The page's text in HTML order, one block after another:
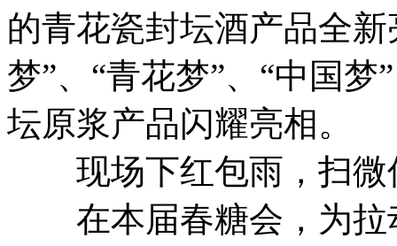
的青花瓷封坛酒产品全
梦”、“青花梦”、“中国
坛原浆产品闪耀亮相。
现场下红包雨，扫微
在本届春糖会，为拉